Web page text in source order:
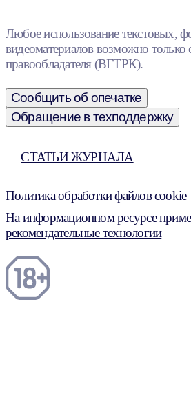
Любое использование текстовых,
видеоматериалов возможно только
правообладателя (ВГТРК).
Сообщить об опечатке
Обращение в техподдержку
СТАТЬИ ЖУРНАЛА
Политика обработки файлов cookie
На информационном ресурсе
рекомендательные технологии